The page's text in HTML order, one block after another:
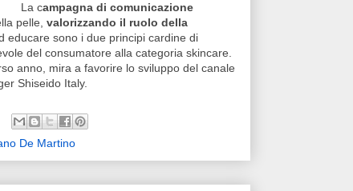
La campagna di comunicazione
pelle, valorizzando il ruolo della
educare sono i due principi cardine di
del consumatore alla categoria skincare.
anno, mira a favorire lo sviluppo del canale
Shiseido Italy.
De Martino